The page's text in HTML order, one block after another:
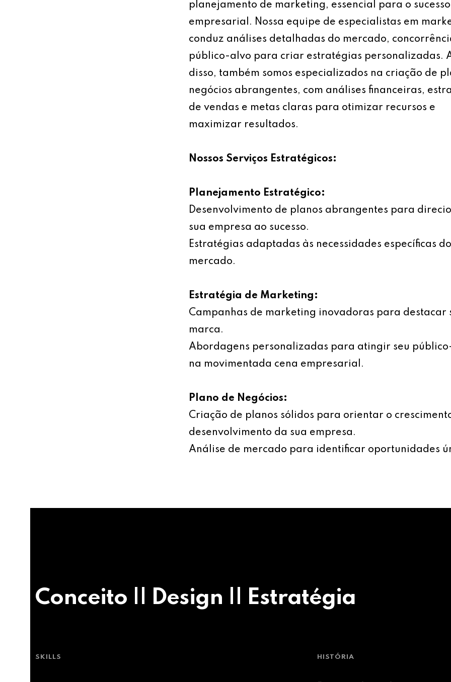
planejamento de marketing, essencial para o sucesso
empresarial. Nossa equipe de especialistas em
conduz análises detalhadas do mercado,
público-alvo para criar estratégias personalizadas.
disso, também somos especializados na criação de
negócios abrangentes, com análises financeiras,
de vendas e metas claras para otimizar recursos e
maximizar resultados.
Nossos Serviços Estratégicos:
Planejamento Estratégico:
Desenvolvimento de planos abrangentes para
sua empresa ao sucesso.
Estratégias adaptadas às necessidades específicas do
mercado.
Estratégia de Marketing:
Campanhas de marketing inovadoras para destacar
marca.
Abordagens personalizadas para atingir seu
na movimentada cena empresarial.
Plano de Negócios:
Criação de planos sólidos para orientar o
desenvolvimento da sua empresa.
Análise de mercado para identificar oportunidades
Conceito || Design || Estratégia
SKILLS HISTÓRIA